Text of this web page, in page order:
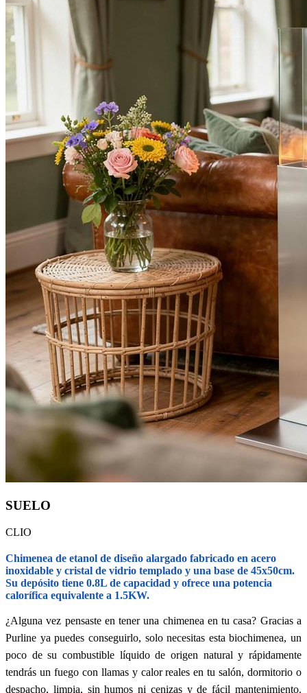
SUELO
CLIO
Chimenea de etanol de diseño alargado fabricado en acero
inoxidable y cristal de vidrio templado y una base de 45x50cm.
Su depósito tiene 0.8L de capacidad y ofrece una potencia
calorífica equivalente a 1.5KW.
¿Alguna vez pensaste en tener una chimenea en tu casa? Gracias a
Purline ya puedes conseguirlo, solo necesitas esta biochimenea, un
poco de su combustible líquido de origen natural y rápidamente
tendrás un fuego con llamas y calor reales en tu salón, dormitorio o
despacho, limpia, sin humos ni cenizas y de fácil mantenimiento.